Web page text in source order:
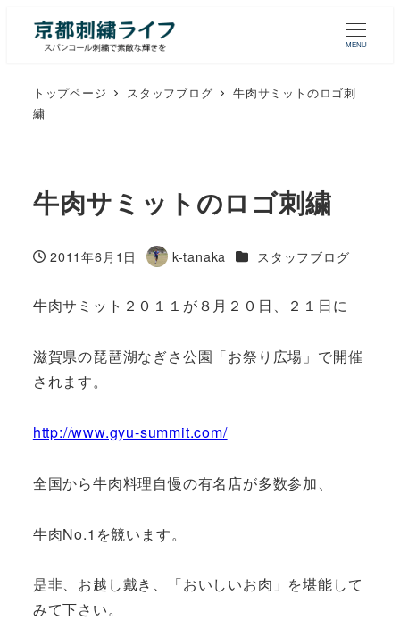
MENU
トップページ スタッフブログ
牛肉サミットのロゴ刺
繍
牛肉サミットのロゴ刺繍
投稿日
2011年6月1日
著
k-tanaka カテゴリー
スタッフブログ
牛肉サミット２０１１が８月２０日、２１日に
滋賀県の琵琶湖なぎさ公園「お祭り広場」で開催
されます。
http://www.gyu-summit.com/
全国から牛肉料理自慢の有名店が多数参加、
牛肉No.1を競います。
是非、お越し戴き、「おいしいお肉」を堪能して
みて下さい。